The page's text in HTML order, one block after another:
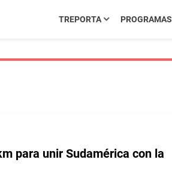
TREPORTA PROGRAMAS
para unir Sudamérica con la